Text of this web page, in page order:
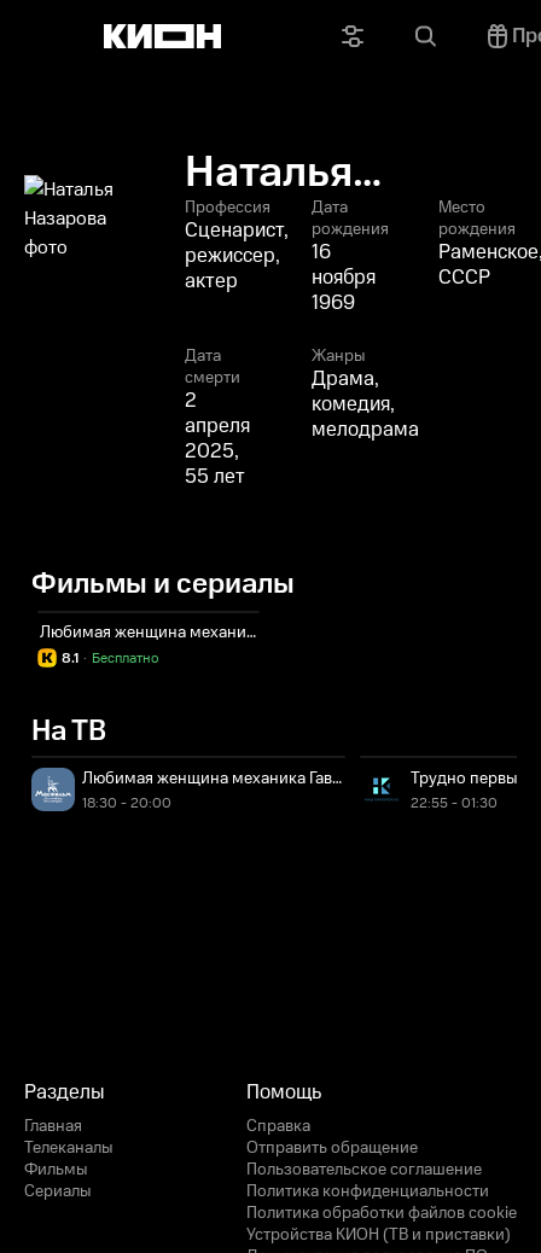
Наталья
Назарова
Профессия
Сценарист,
режиссер,
актер
Дата
рождения
16
ноября
1969
Место
рождения
СССР
Дата
смерти
2
апреля
2025,
55 лет
Жанры
Драма,
комедия,
мелодрама
Фильмы и сериалы
Любимая женщина механика Гаврилова
8.1 Бесплатно
·
На ТВ
Любимая женщина механика Гаврилова
18:30 - 20:00
Трудно первые
22:55 - 01:30
Разделы
Главная
Телеканалы
Фильмы
Сериалы
Помощь
Справка
Отправить обращение
Пользовательское соглашение
Политика конфиденциальности
Политика обработки файлов cookie
Устройства КИОН (ТВ и приставки)